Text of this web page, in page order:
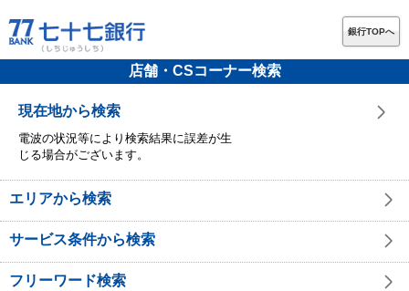
銀行TOPへ
店舗・CSコーナー検索
現在地から検索
電波の状況等により検索結果に誤差が生
じる場合がございます。
エリアから検索
サービス条件から検索
フリーワード検索